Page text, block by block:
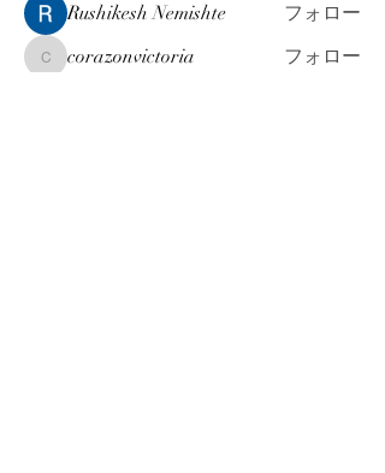
Rushikesh Nemishte
フォロー
corazonvictoria
corazonvictoria
フォロー